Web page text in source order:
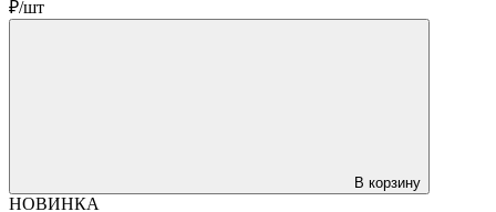
₽/шт
В корзину
НОВИНКА